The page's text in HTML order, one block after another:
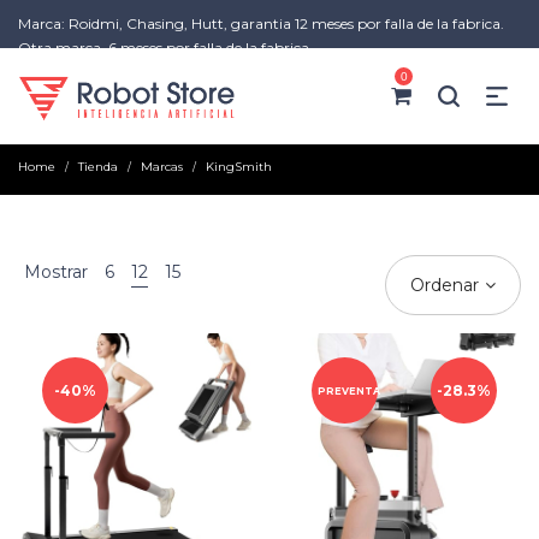
Marca: Roidmi, Chasing, Hutt, garantia 12 meses por falla de la fabrica.
Otra marca, 6 meses por falla de la fabrica
0
Home / Tienda / Marcas / KingSmith
Mostrar 6 12 15
Ordenar
40% PREVENTA 28.3%